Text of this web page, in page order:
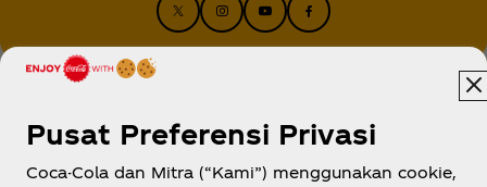
Pusat Preferensi Privasi
Coca-Cola dan Mitra (“Kami”) menggunakan cookie,